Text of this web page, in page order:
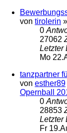
von tirolerin »
0
27062
Letzter
Mo
tanzpartner
von esther89
Opernball
0
28853
Letzter
Fr